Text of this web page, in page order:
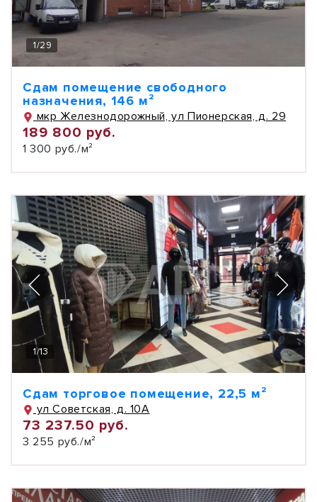
1/29
Сдам помещение свободного
назначения, 146 м²
мкр Железнодорожный, ул Пионерская, д. 29
189 800 руб.
1 300 руб./м²
1/13
Сдам торговое помещение, 22,5 м²
ул Советская, д. 10А
73 237.50 руб.
3 255 руб./м²